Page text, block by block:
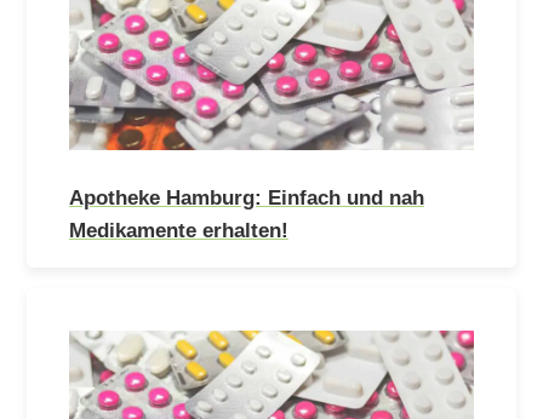
Apotheke Hamburg: Einfach und nah
Medikamente erhalten!